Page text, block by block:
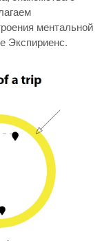
ментальной
Экспириенс.